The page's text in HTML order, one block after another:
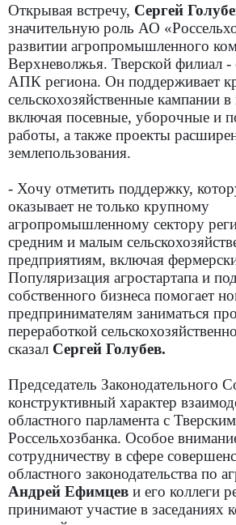
Открывая встречу, Сергей
значительную роль АО
развитии агропромышленного
Верхневолжья. Тверской филиал
АПК региона. Он поддерживает
сельскохозяйственные кампании
включая посевные, уборочные и
работы, а также проекты
землепользования.
- Хочу отметить поддержку,
оказывает не только крупному
агропромышленному сектору
средним и малым
предприятиям, включая
Популяризация агростартапа и
собственного бизнеса помогает
предпринимателям заниматься
переработкой
сказал Сергей Голубев.
Председатель Законодательного
конструктивный характер
областного парламента с
Россельхозбанка. Особое
сотрудничеству в сфере
областного законодательства по
Андрей Ефимцев и его коллеги
принимают участие в заседаниях